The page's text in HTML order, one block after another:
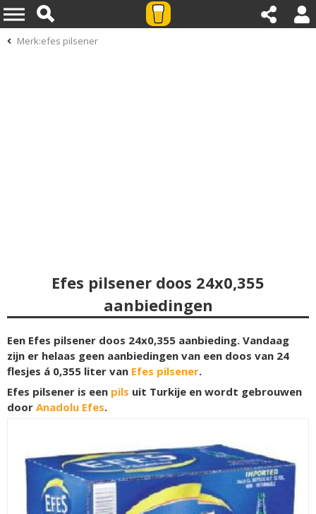
Merk:efes pilsener
Efes pilsener doos 24x0,355
aanbiedingen
Een Efes pilsener doos 24x0,355 aanbieding. Vandaag
zijn er helaas geen aanbiedingen van een doos van 24
flesjes á 0,355 liter van Efes pilsener.
Efes pilsener is een pils uit Turkije en wordt gebrouwen
door Anadolu Efes.